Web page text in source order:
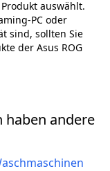
auswählt.
PC oder
sind, sollten Sie
der Asus ROG
haben andere